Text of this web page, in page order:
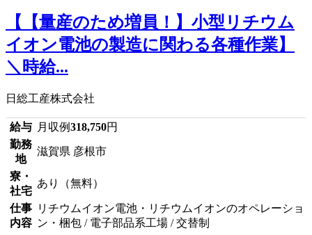
【【量産のため増員！】小型リチウム
イオン電池の製造に関わる各種作業】
＼時給...
日総工産株式会社
給与 月収例318,750円
勤務
地
滋賀県 彦根市
寮・
社宅
あり（無料）
仕事
内容
リチウムイオン電池・リチウムイオンのオペレーショ
ン・梱包 / 電子部品系工場 / 交替制